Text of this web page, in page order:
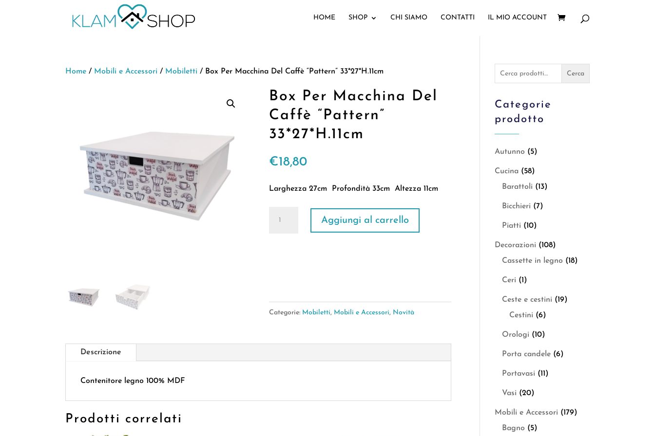
HOME SHOP CHI SIAMO CONTATTI IL MIO ACCOUNT
Home / Mobili e Accessori / Mobiletti / Box Per Macchina Del Caffè “Pattern” 33*27*H.11cm
Box Per Macchina Del
Caffè “Pattern”
33*27*H.11cm
€18,80
Larghezza 27cm Profondità 33cm Altezza 11cm
33*27*H.11cm
Aggiungi al carrello
Categorie: Mobiletti, Mobili e Accessori, Novità
Descrizione
Contenitore legno 100% MDF
Prodotti correlati
Cerca: Cerca
Categorie
prodotto
Autunno (5)
Cucina (58)
Barattoli (13)
Bicchieri (7)
Piatti (10)
Decorazioni (108)
Cassette in legno (18)
Ceri (1)
Ceste e cestini (19)
Cestini (6)
Orologi (10)
Porta candele (6)
Portavasi (11)
Vasi (20)
Mobili e Accessori (179)
Bagno (5)